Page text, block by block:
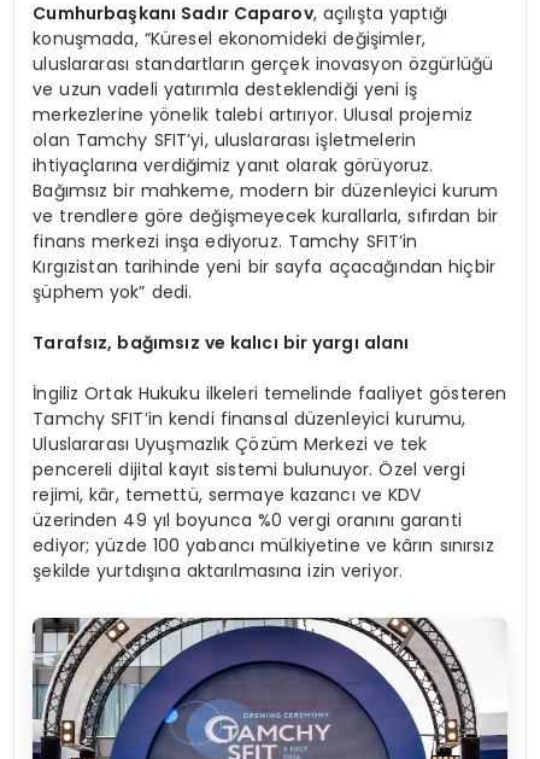
Cumhurbaşkanı Sadır Caparov, açılışta yaptığı
konuşmada, “Küresel ekonomideki değişimler,
uluslararası standartların gerçek inovasyon özgürlüğü
ve uzun vadeli yatırımla desteklendiği yeni iş
merkezlerine yönelik talebi artırıyor. Ulusal projemiz
olan Tamchy SFIT’yi, uluslararası işletmelerin
ihtiyaçlarına verdiğimiz yanıt olarak görüyoruz.
Bağımsız bir mahkeme, modern bir düzenleyici kurum
ve trendlere göre değişmeyecek kurallarla, sıfırdan bir
finans merkezi inşa ediyoruz. Tamchy SFIT’in
Kırgızistan tarihinde yeni bir sayfa açacağından hiçbir
şüphem yok” dedi.
Tarafsız, bağımsız ve kalıcı bir yargı alanı
İngiliz Ortak Hukuku ilkeleri temelinde faaliyet gösteren
Tamchy SFIT’in kendi finansal düzenleyici kurumu,
Uluslararası Uyuşmazlık Çözüm Merkezi ve tek
pencereli dijital kayıt sistemi bulunuyor. Özel vergi
rejimi, kâr, temettü, sermaye kazancı ve KDV
üzerinden 49 yıl boyunca %0 vergi oranını garanti
ediyor; yüzde 100 yabancı mülkiyetine ve kârın sınırsız
şekilde yurtdışına aktarılmasına izin veriyor.